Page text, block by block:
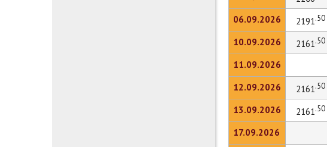
06.09.2026
10.09.2026
11.09.2026
12.09.2026
13.09.2026
17.09.2026
2191.50
2161.50
2161.50
2161.50